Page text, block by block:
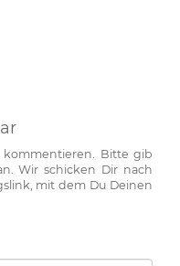
kommentieren. Bitte gib
Wir schicken Dir nach
mit dem Du Deinen